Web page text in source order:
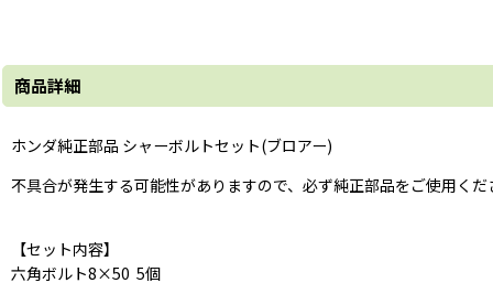
商品詳細
ホンダ純正部品 シャーボルトセット(ブロアー)
不具合が発生する可能性がありますので、必ず純正部品をご使用くだ
【セット内容】
六角ボルト8×50 5個